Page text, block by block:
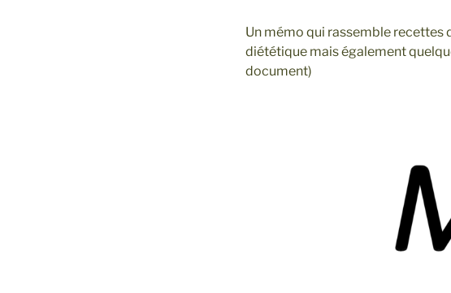
Un mémo qui rassemble recettes
diététique mais également
document)